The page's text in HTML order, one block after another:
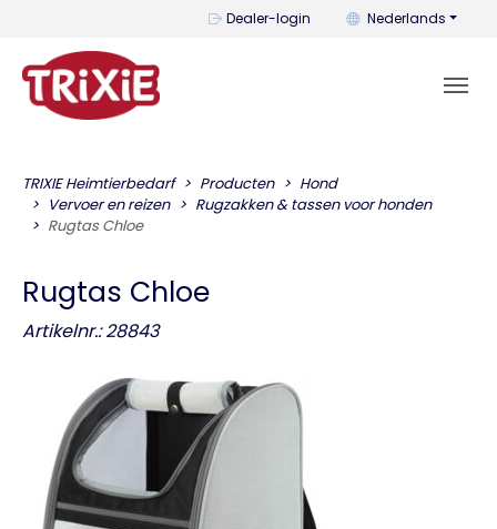
Dealer-login U kunt de taal
Nederlands
TRIXIE Heimtierbedarf Producten
Hond
Vervoer en reizen
Rugzakken & tassen voor honden
Rugtas Chloe
Rugtas Chloe
Artikelnr.: 28843